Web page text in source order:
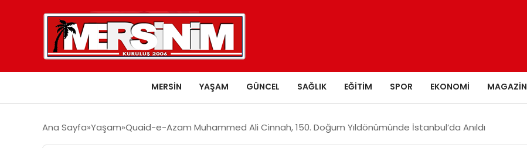
MERSIN YAŞAM GÜNCEL SAĞLIK EĞITIM SPOR EKONOMI MAGAZIN
Ana Sayfa Yaşam Quaid-e-Azam Muhammed Ali Cinnah, 150. Doğum Yıldönümünde İstanbul’da Anıldı